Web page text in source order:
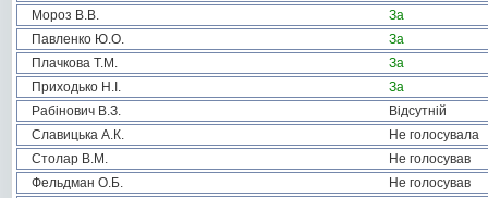
Мороз В.В.
За
Павленко Ю.О.
За
Плачкова Т.М.
За
Приходько Н.І.
За
Рабінович В.З.
Відсутній
Славицька А.К.
Не голосувала
Столар В.М.
Не голосував
Фельдман О.Б.
Не голосував